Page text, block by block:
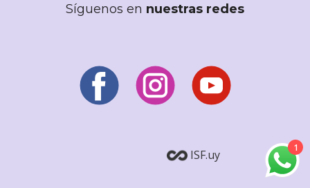
Síguenos en nuestras redes
ISF.uy 1